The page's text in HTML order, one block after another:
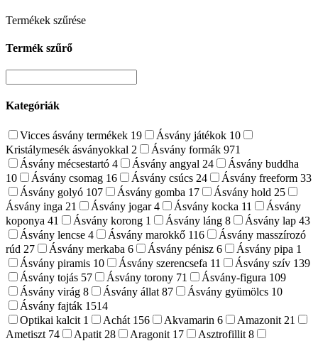
Termékek szűrése
Termék szűrő
Kategóriák
Vicces ásvány termékek 19 Ásvány játékok 10
Kristálymesék ásványokkal 2 Ásvány formák 971
Ásvány mécsestartó 4 Ásvány angyal 24
Ásvány buddha
10
Ásvány csomag 16 Ásvány csúcs 24 Ásvány freeform 33
Ásvány golyó 107 Ásvány gomba 17 Ásvány hold 25
Ásvány inga 21 Ásvány jogar4 Ásvány kocka 11
Ásvány
koponya 41 Ásvány korong 1 Ásvány láng 8 Ásvány lap 43
Ásvány lencse 4 Ásvány marokkő 116
Ásvány masszírozó
rúd 27 Ásvány merkaba 6 Ásvány pénisz 6 Ásvány pipa 1
Ásvány piramis 10 Ásvány szerencsefa 11 Ásvány szív 139
Ásvány tojás 57 Ásvány torony 71 Ásvány-figura 109
Ásvány virág 8 Ásvány állat 87 Ásvány gyümölcs 10
Ásvány fajták 1514
Optikai kalcit 1 Achát 156 Akvamarin 6 Amazonit 21
Ametiszt 74 Apatit 28 Aragonit 17 Asztrofillit 8